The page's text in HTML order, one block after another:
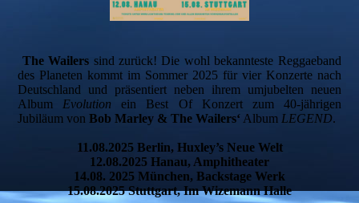
The Wailers sind zurück! Die wohl bekannteste Reggaeband
des Planeten kommt im Sommer 2025 für vier Konzerte nach
Deutschland und präsentiert neben ihrem umjubelten neuen
Album Evolution ein Best Of Konzert zum 40-jährigen
Jubiläum vonBob Marley & The Wailers‘ Album LEGEND.
11.08.2025 Berlin, Huxley’s Neue Welt
12.08.2025 Hanau, Amphitheater
14.08. 2025 München, Backstage Werk
15.08.2025 Stuttgart, Im Wizemann Halle